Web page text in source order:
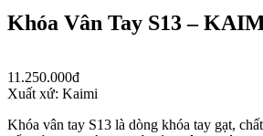
Khóa Vân Tay S13 –
11.250.000đ
Xuất xứ: Kaimi
Khóa vân tay S13 là dòng khóa tay gạt,